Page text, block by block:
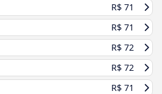
R$ 71
R$ 71
R$ 72
R$ 72
R$ 71